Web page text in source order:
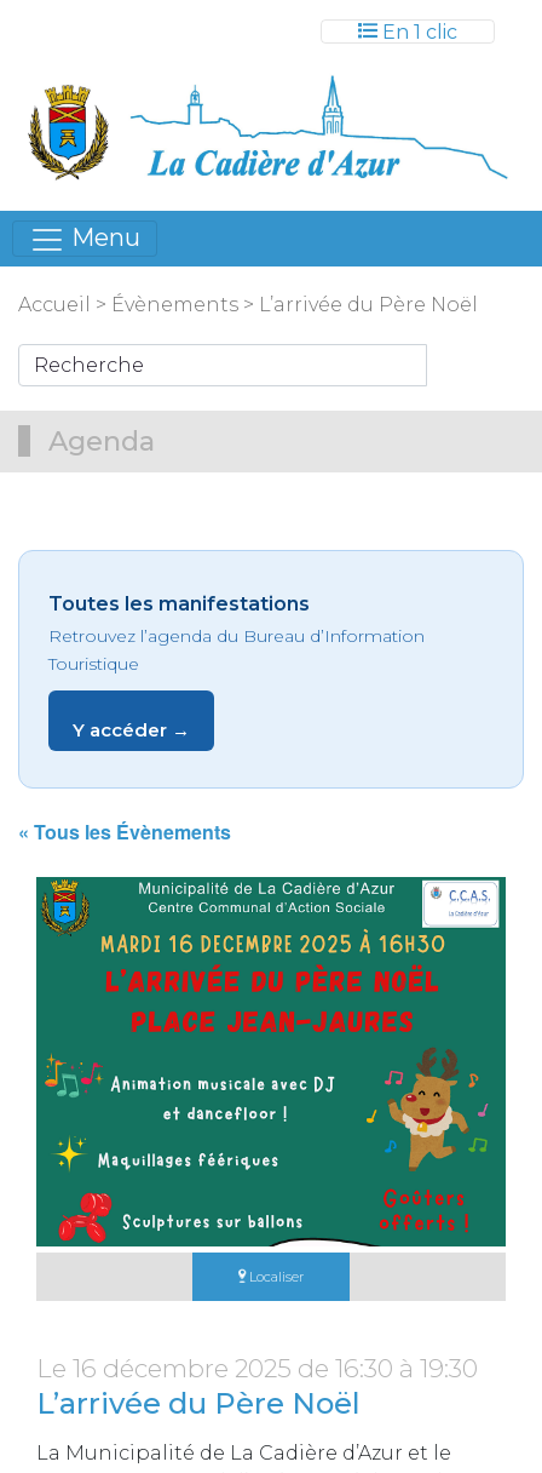
En 1 clic
Menu
Accueil > Évènements > L’arrivée du Père Noël
Agenda
Toutes les manifestations
Retrouvez l’agenda du Bureau d’Information
Touristique
Y accéder →
« Tous les Évènements
Localiser
Le 16 décembre 2025 de 16:30 à 19:30
L’arrivée du Père Noël
La Municipalité de La Cadière d’Azur et le